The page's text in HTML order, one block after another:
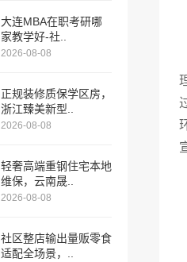
大连MBA在职考研哪
家教学好-社..
2026-08-08
正规装修质保学区房，
浙江臻美新型..
2026-08-08
轻奢高端重钢住宅本地
维保，云南晟..
2026-08-08
社区整店输出量贩零食
适配全场景，..